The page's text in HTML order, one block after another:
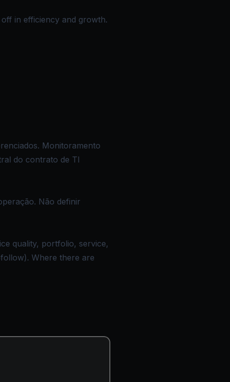
in efficiency and growth.
Monitoramento
do contrato de TI
Não definir
quality, portfolio, service,
Where there are